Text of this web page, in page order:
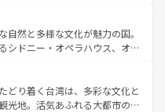
、音楽と美食が融合した独特の
リカの各地域で異なる魅力を楽
豊かな歴史を感じることができ
着のアメリカ
照してほしい。
、定番の観光地といえばオアフ
るならマウイ島やカウアイ島が
ーンに輝く海をはじめ、豊かな
る人々を迎えてくれるハワイの
ードやハワイアンミュージッ
ど、すべてがハワイの魅力を彩
自然と多様な文化が魅力の国。
シドニー・オペラハウス、オー
そびえるウルル（エアーズロッ
原生林やケアンズの熱帯雨林な
また、カフェやワイン、オージ
どり着く台湾は、多彩な文化と
光地。活気あふれる大都市の台